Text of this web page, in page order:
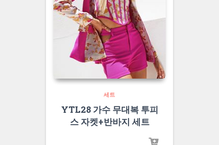
세트
YTL28 가수 무대복 투피
스 자켓+반바지 세트